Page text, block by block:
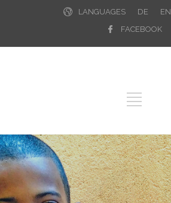
LANGUAGES DE EN
FACEBOOK